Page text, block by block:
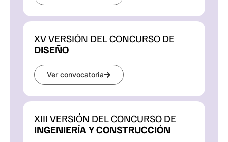
DISEÑO
Ver convocatoria
XIII VERSIÓN DEL CONCURSO DE
INGENIERÍA Y CONSTRUCCIÓN